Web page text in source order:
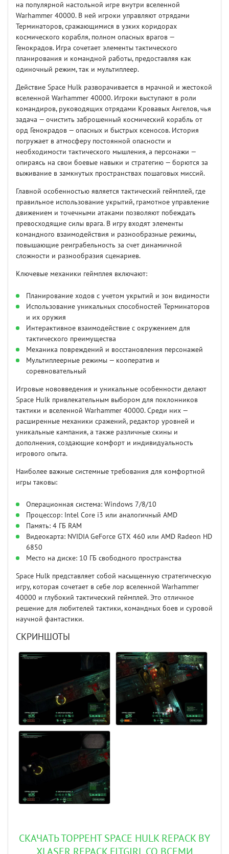
на популярной настольной игре внутри вселенной
Warhammer 40000. В ней игроки управляют отрядами
Терминаторов, сражающимися в узких коридорах
космического корабля, полном опасных врагов —
Генокрадов. Игра сочетает элементы тактического
планирования и командной работы, предоставляя как
одиночный режим, так и мультиплеер.
Действие Space Hulk разворачивается в мрачной и жестокой
вселенной Warhammer 40000. Игроки выступают в роли
командиров, руководящих отрядами Кровавых Ангелов, чья
задача — очистить заброшенный космический корабль от
орд Генокрадов — опасных и быстрых ксеносов. История
погружает в атмосферу постоянной опасности и
необходимости тактического мышления, а персонажи —
опираясь на свои боевые навыки и стратегию — борются за
выживание в замкнутых пространствах пошаговых миссий.
Главной особенностью является тактический геймплей, где
правильное использование укрытий, грамотное управление
движением и точечными атаками позволяют побеждать
превосходящие силы врага. В игру входят элементы
командного взаимодействия и разнообразные режимы,
повышающие реиграбельность за счет динамичной
сложности и разнообразия сценариев.
Ключевые механики геймплея включают:
Планирование ходов с учетом укрытий и зон видимости
Использование уникальных способностей Терминаторов
и их оружия
Интерактивное взаимодействие с окружением для
тактического преимущества
Механика повреждений и восстановления персонажей
Мультиплеерные режимы — кооператив и
соревновательный
Игровые нововведения и уникальные особенности делают
Space Hulk привлекательным выбором для поклонников
тактики и вселенной Warhammer 40000. Среди них —
расширенные механики сражений, редактор уровней и
уникальные кампания, а также различные скины и
дополнения, создающие комфорт и индивидуальность
игрового опыта.
Наиболее важные системные требования для комфортной
игры таковы:
Операционная система: Windows 7/8/10
Процессор: Intel Core i3 или аналогичный AMD
Память: 4 ГБ RAM
Видеокарта: NVIDIA GeForce GTX 460 или AMD Radeon HD
6850
Место на диске: 10 ГБ свободного пространства
Space Hulk представляет собой насыщенную стратегическую
игру, которая сочетает в себе лор вселенной Warhammer
40000 и глубокий тактический геймплей. Это отличное
решение для любителей тактики, командных боев и суровой
научной фантастики.
СКРИНШОТЫ
СКАЧАТЬ ТОРРЕНТ SPACE HULK REPACK BY